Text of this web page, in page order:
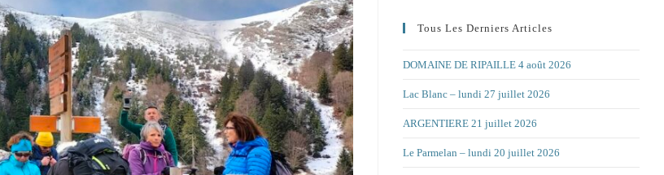
Tous Les Derniers Articles
DOMAINE DE RIPAILLE 4 août 2026
Lac Blanc – lundi 27 juillet 2026
ARGENTIERE 21 juillet 2026
Le Parmelan – lundi 20 juillet 2026